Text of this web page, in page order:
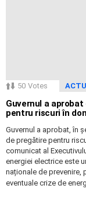
50 Votes
Guvernul a
pentru riscuri în
Guvernul a aprobat, în
de pregătire pentru
comunicat al
energiei electrice este
naționale de prevenire,
eventuale crize de